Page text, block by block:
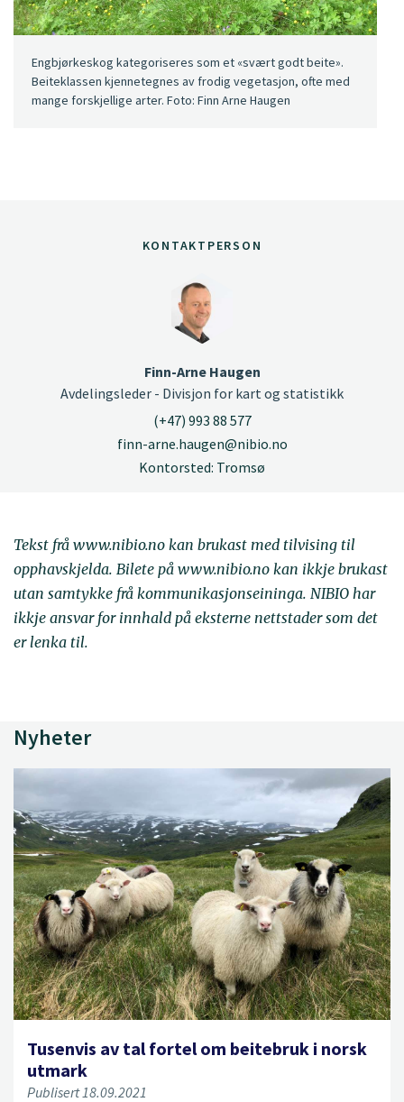
Engbjørkeskog kategoriseres som et «svært godt beite».
Beiteklassen kjennetegnes av frodig vegetasjon, ofte med
mange forskjellige arter. Foto: Finn Arne Haugen
KONTAKTPERSON
Finn-Arne Haugen
Avdelingsleder - Divisjon for kart og statistikk
(+47) 993 88 577
finn-arne.haugen@nibio.no
Kontorsted: Tromsø
Tekst frå www.nibio.no kan brukast med tilvising til
opphavskjelda. Bilete på www.nibio.no kan ikkje brukast
utan samtykke frå kommunikasjonseininga. NIBIO har
ikkje ansvar for innhald på eksterne nettstader som det
er lenka til.
Nyheter
Tusenvis av tal fortel om beitebruk i norsk
utmark
Publisert 18.09.2021